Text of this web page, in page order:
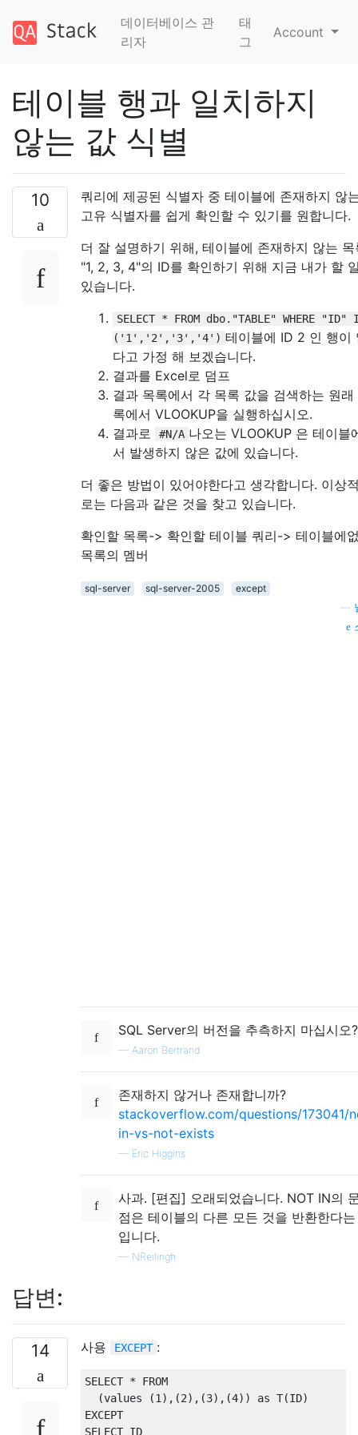
데이터베이스 관
리자
태
그
Account
테이블 행과 일치하지
않는 값 식별
10
쿼리에 제공된 식별자 중 테이블에 존재하지 않
고유 식별자를 쉽게 확인할 수 있기를 원합니다.
더 잘 설명하기 위해, 테이블에 존재하지 않는 목
"1, 2, 3, 4"의 ID를 확인하기 위해 지금 내가 할
있습니다.
SELECT * FROM dbo."TABLE" WHERE "ID"
('1','2','3','4') 테이블에 ID 2 인 행이
다고 가정 해 보겠습니다.
결과를 Excel로 덤프
결과 목록에서 각 목록 값을 검색하는 원래
록에서 VLOOKUP을 실행하십시오.
결과로
#N/A 나오는 VLOOKUP 은 테이블
서 발생하지 않은 값에 있습니다.
더 좋은 방법이 있어야한다고 생각합니다. 이상
로는 다음과 같은 것을 찾고 있습니다.
확인할 목록-> 확인할 테이블 쿼리-> 테이블에
목록의 멤버
sql-server sql-server-2005
except
SQL Server의 버전을 추측하지 마십시오?
— Aaron Bertrand
존재하지 않거나 존재합니까?
stackoverflow.com/questions/173041/
in-vs-not-exists
— Eric Higgins
사과. [편집] 오래되었습니다. NOT IN의
점은 테이블의 다른 모든 것을 반환한다
입니다.
— NReilingh
답변:
14 사용 EXCEPT :
SELECT *
FROM
(values (1 ),(2),(3),(4)) as T(ID)
EXCEPT
SELECT